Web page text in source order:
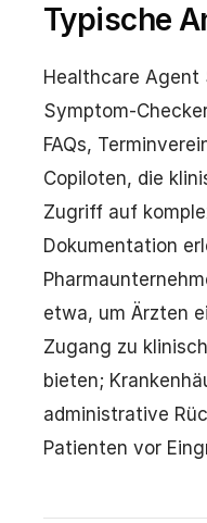
Typische
Healthcare
Symptom-
FAQs,
Copiloten, die
Zugriff auf
Dokumentation
etwa, um Ärzten
Zugang zu
bieten;
administrative
Patienten vor